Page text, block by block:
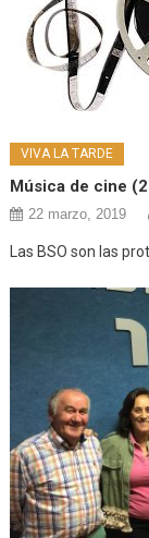
VIVA LA TARDE
Música de cine
22 marzo, 2019
Las BSO son las